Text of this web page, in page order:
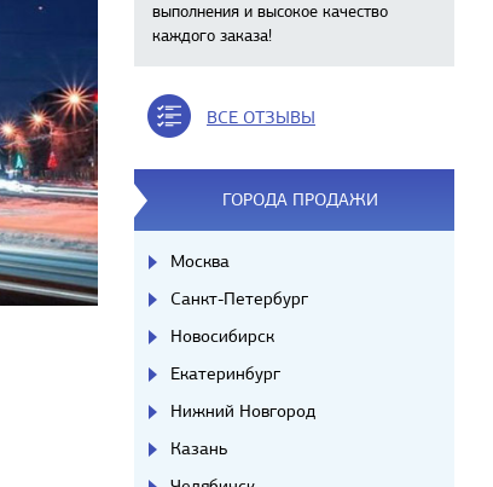
выполнения и высокое качество
каждого заказа!
ВСЕ ОТЗЫВЫ
ГОРОДА ПРОДАЖИ
Москва
Санкт-Петербург
Новосибирск
Екатеринбург
Нижний Новгород
Казань